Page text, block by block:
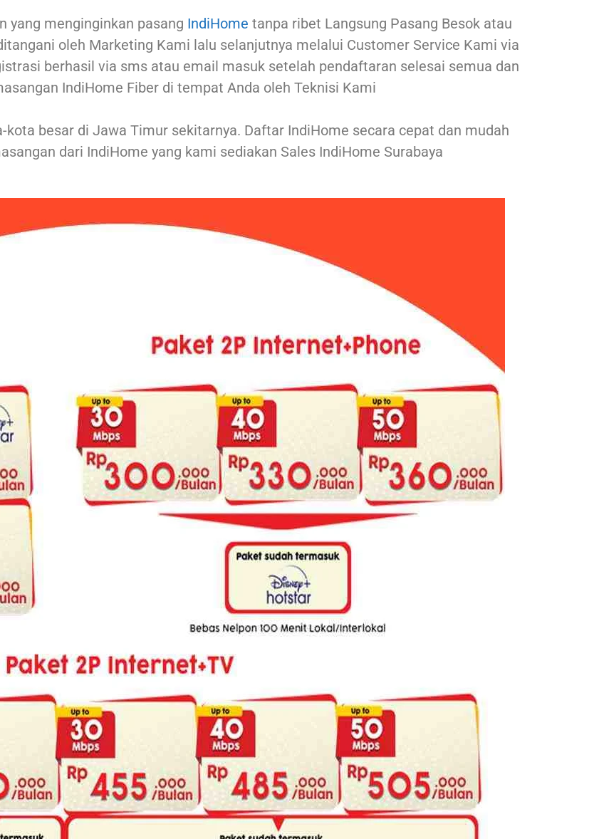
yang menginginkan pasang IndiHome tanpa ribet Langsung Pasang Besok atau
oleh Marketing Kami lalu selanjutnya melalui Customer Service Kami via
berhasil via sms atau email masuk setelah pendaftaran selesai semua dan
IndiHome Fiber di tempat Anda oleh Teknisi Kami
besar di Jawa Timur sekitarnya. Daftar IndiHome secara cepat dan mudah
dari IndiHome yang kami sediakan Sales IndiHome Surabaya